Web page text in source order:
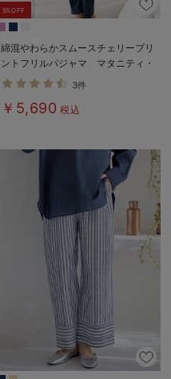
5%OFF
綿混やわらかスムースチェリープリ
ントフリルパジャマ マタニティ・
授乳パジャマ【出産後も長く使え
3件
￥5,690 税込